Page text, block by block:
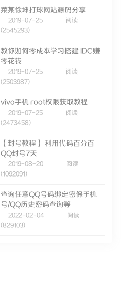
菜某徐坤打球网站源码分享
2019-07-25
阅读
(2545293)
教你如何零成本学习搭建 IDC赚
零花钱
2019-07-25
阅读
(2503987)
vivo手机 root权限获取教程
2019-07-25
阅读
(2473458)
【封号教程】 利用代码百分百
QQ封号7天
2019-08-20
阅读
(1092091)
查询任意QQ号码绑定密保手机
号/QQ历史密码查询等
2022-02-04
阅读
(829103)